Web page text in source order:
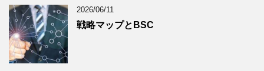
2026/06/11
戦略マップとBSC